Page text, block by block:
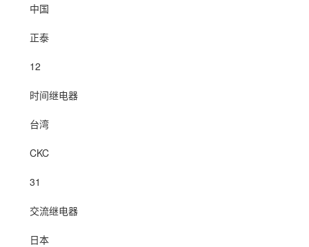
中国
正泰
12
时间继电器
台湾
CKC
31
交流继电器
日本